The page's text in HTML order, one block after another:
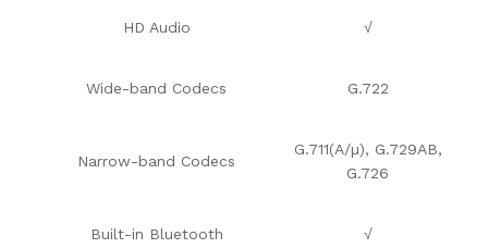
HD Audio √
Wide-band Codecs G.722
Narrow-band Codecs
G.711(A/µ), G.729AB,
G.726
Built-in Bluetooth √